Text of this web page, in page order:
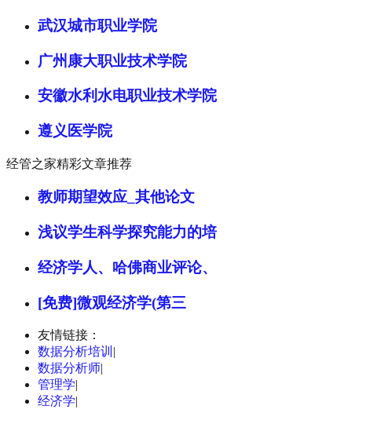
武汉城市职业学院
广州康大职业技术学院
安徽水利水电职业技术学院
遵义医学院
经管之家精彩文章推荐
教师期望效应_其他论文
浅议学生科学探究能力的培
经济学人、哈佛商业评论、
[免费]微观经济学(第三
友情链接：
数据分析培训 |
数据分析师|
管理学|
经济学|